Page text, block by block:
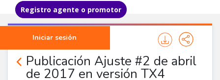
Pasar al contenido principal
Registro agente o promotor
Iniciar sesión
Publicación Ajuste #2 de abril
de 2017 en versión TX4
Noticias Agentes